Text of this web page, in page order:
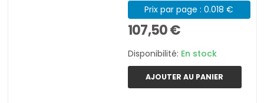
Prix par page : 0.018 €
107,50 €
Disponibilité: En stock
AJOUTER AU PANIER